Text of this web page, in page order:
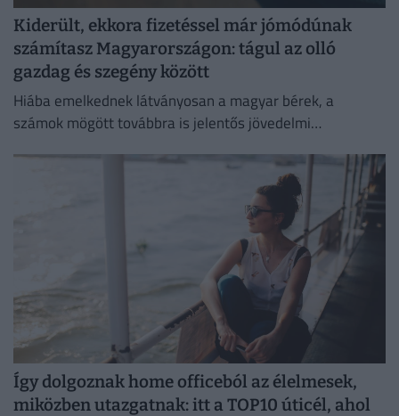
Kiderült, ekkora fizetéssel már jómódúnak
számítasz Magyarországon: tágul az olló
gazdag és szegény között
Hiába emelkednek látványosan a magyar bérek, a
számok mögött továbbra is jelentős jövedelmi
Így dolgoznak home officeból az élelmesek,
miközben utazgatnak: itt a TOP10 úticél, ahol